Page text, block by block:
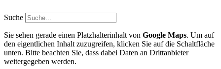
Inhalt
springen
Suche
Sie sehen gerade einen Platzhalterinhalt von Google Maps. Um auf
den eigentlichen Inhalt zuzugreifen, klicken Sie auf die Schaltfläche
unten. Bitte beachten Sie, dass dabei Daten an Drittanbieter
weitergegeben werden.